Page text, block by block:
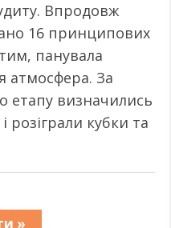
Впродовж
16 принципових
панувала
атмосфера. За
етапу визначились
розіграли кубки та
»